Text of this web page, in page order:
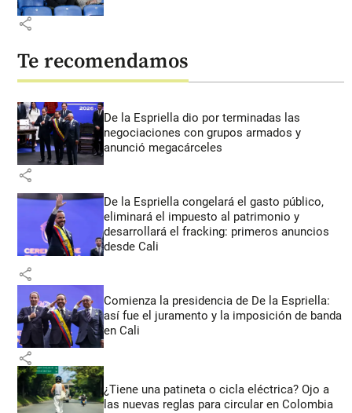
share
Te recomendamos
De la Espriella dio por terminadas las
negociaciones con grupos armados y
anunció megacárceles
share
De la Espriella congelará el gasto público,
eliminará el impuesto al patrimonio y
desarrollará el fracking: primeros anuncios
desde Cali
share
Comienza la presidencia de De la Espriella:
así fue el juramento y la imposición de banda
en Cali
share
¿Tiene una patineta o cicla eléctrica? Ojo a
las nuevas reglas para circular en Colombia